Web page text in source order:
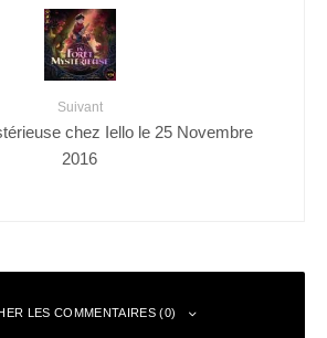
Suivant
chez Iello le 25 Novembre
2016
LES COMMENTAIRES (0)